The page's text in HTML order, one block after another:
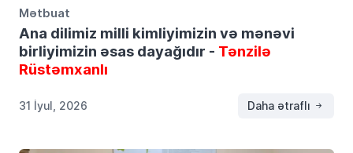
Mətbuat
Ana dilimiz milli kimliyimizin və mənəvi
birliyimizin əsas dayağıdır - Tənzilə
Rüstəmxanlı
31 İyul, 2026 Daha ətraflı